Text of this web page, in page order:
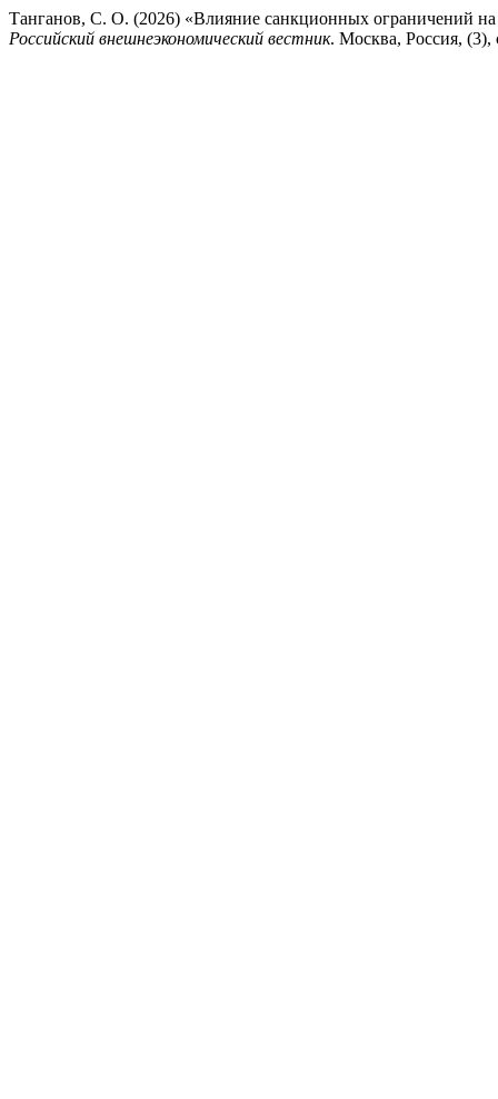
Танганов, С. О. (2026) «Влияние санкционных ограничений
Российский внешнеэкономический вестник. Москва, Россия, (3),